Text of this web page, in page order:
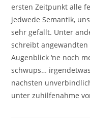
ersten Zeitpunkt alle
jedwede Semantik,
sehr gefallt. Unter
schreibt
Augenblick ‘ne noch
schwups…
nachsten
unter zuhilfenahme